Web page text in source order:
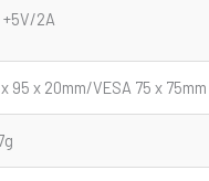
+5V/2A
95 x 20mm/VESA 75 x